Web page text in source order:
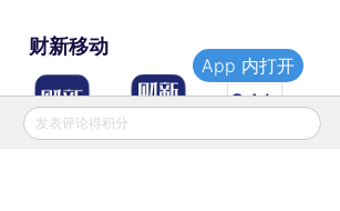
财新移动
发表评论得积分
App 内打开